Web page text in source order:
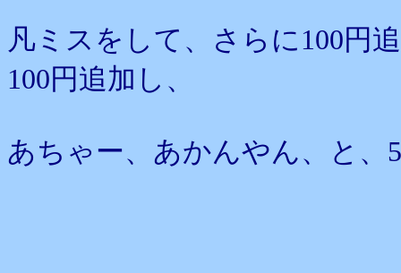
凡ミスをして、さらに100円
100円追加し、
あちゃー、あかんやん、と、